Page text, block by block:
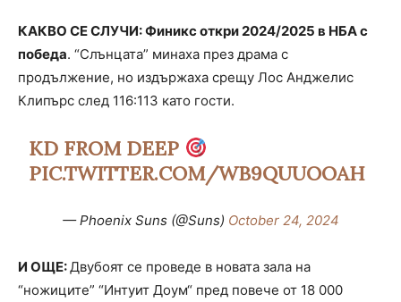
КАКВО СЕ СЛУЧИ: Финикс откри 2024/2025 в НБА с
победа. “Слънцата” минаха през драма с
продължение, но издържаха срещу Лос Анджелис
Клипърс след 116:113 като гости.
KD FROM DEEP
PIC.TWITTER.COM/WB9QUUOOAH
— Phoenix Suns (@Suns) October 24, 2024
И ОЩЕ:Двубоят се проведе в новата зала на
“ножиците” “Интуит Доум“ пред повече от 18 000